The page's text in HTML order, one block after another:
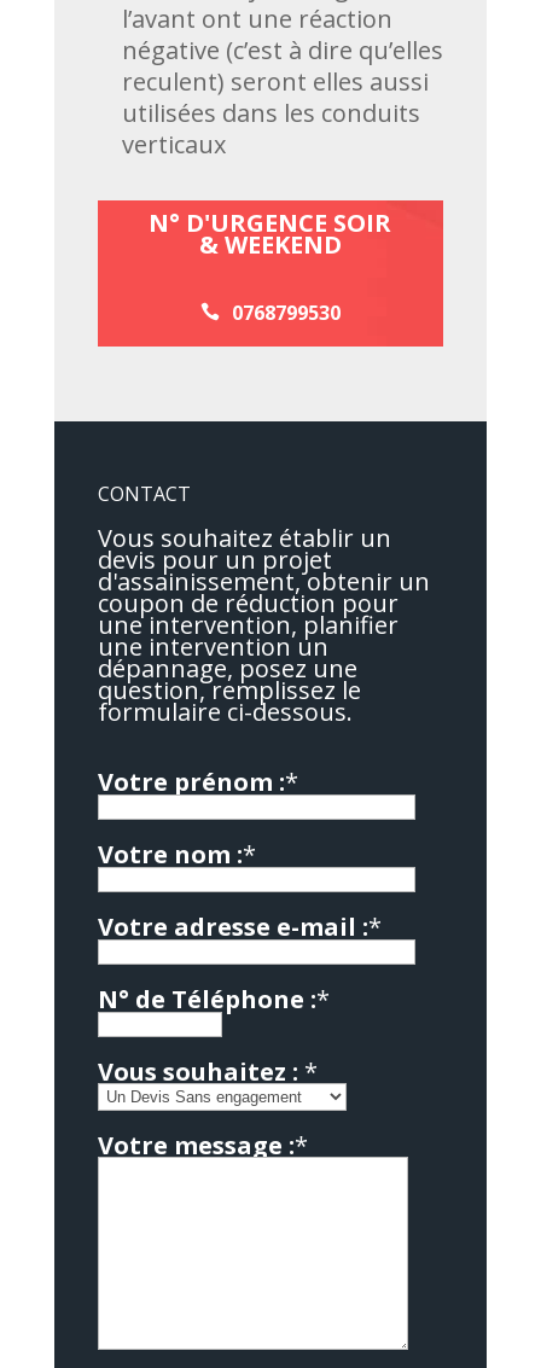
l’avant ont une réaction
négative (c’est à dire qu’elles
reculent) seront elles aussi
utilisées dans les conduits
verticaux
N° D'URGENCE SOIR
& WEEKEND
0768799530
CONTACT
Vous souhaitez établir un
devis pour un projet
d'assainissement, obtenir un
coupon de réduction pour
une intervention, planifier
une intervention un
dépannage, posez une
question, remplissez le
formulaire ci-dessous.
Votre prénom :*
Votre nom :*
Votre adresse e-mail :*
N° de Téléphone :*
Vous souhaitez : *
Votre message :*